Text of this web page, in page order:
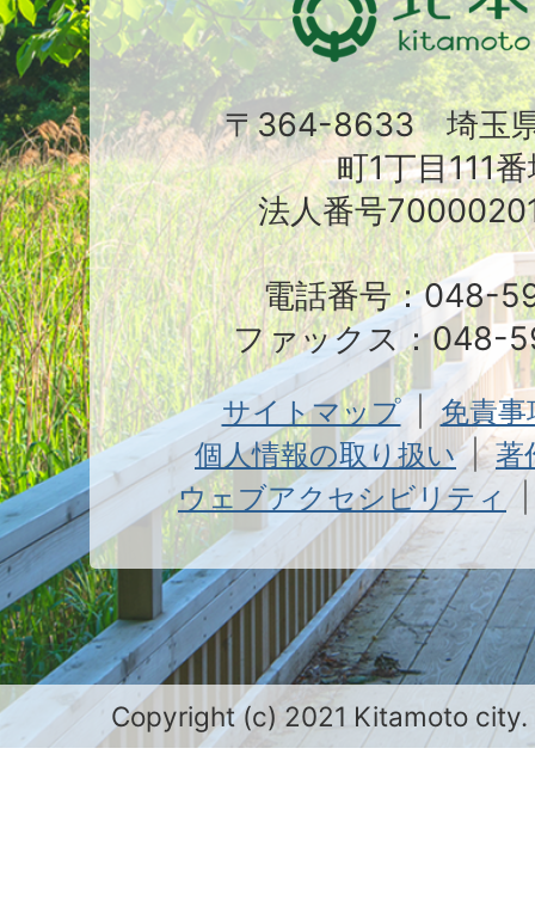
〒364-8633 埼玉
町1丁目111
法人番号
電話番号：048-
ファックス：048-
サイトマップ
免責
個人情報の取り扱い
著
ウェブアクセシビリティ
Copyright (c) 2021 Kitamoto city.